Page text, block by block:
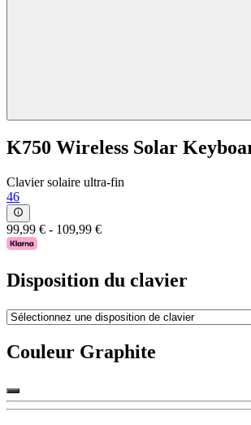
K750 Wireless Solar
Clavier solaire ultra-fin
46
99,99 € - 109,99 €
Disposition du clavier
Couleur Graphite